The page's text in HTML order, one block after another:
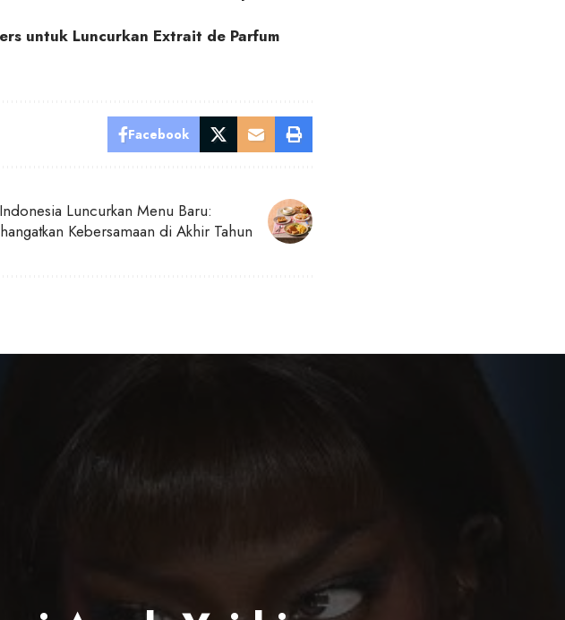
untuk Luncurkan Extrait de Parfum
Facebook
Luncurkan Menu Baru:
Kebersamaan di Akhir Tahun